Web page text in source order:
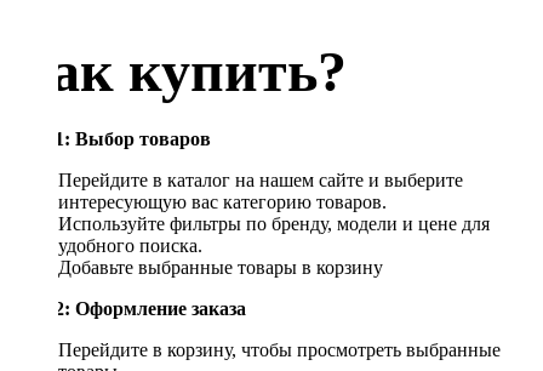
Как купить?
Шаг 1: Выбор товаров
Перейдите в каталог на нашем сайте и выберите
интересующую вас категорию товаров.
Используйте фильтры по бренду, модели и цене для
удобного поиска.
Добавьте выбранные товары в корзину
Шаг 2: Оформление заказа
Перейдите в корзину, чтобы просмотреть выбранные